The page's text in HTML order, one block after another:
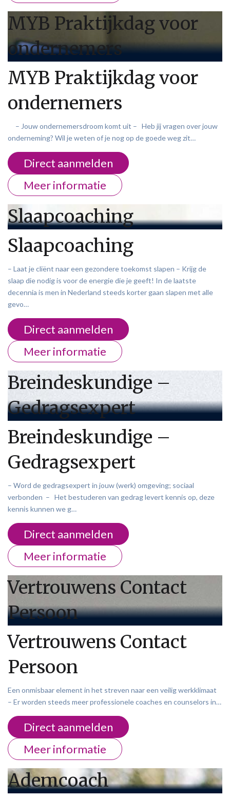
MYB Praktijkdag voor
ondernemers
MYB Praktijkdag voor
ondernemers
– Jouw ondernemersdroom komt uit – Heb jij vragen over jouw
onderneming? Wil je weten of je nog op de goede weg zit…
Direct aanmelden
Meer informatie
Slaapcoaching
Slaapcoaching
– Laat je cliënt naar een gezondere toekomst slapen – Krijg de
slaap die nodig is voor de energie die je geeft! In de laatste
decennia is men in Nederland steeds korter gaan slapen met alle
gevo…
Direct aanmelden
Meer informatie
Breindeskundige –
Gedragsexpert
Breindeskundige –
Gedragsexpert
– Word de gedragsexpert in jouw (werk) omgeving; sociaal
verbonden – Het bestuderen van gedrag levert kennis op, deze
kennis kunnen we g…
Direct aanmelden
Meer informatie
Vertrouwens Contact
Persoon
Vertrouwens Contact
Persoon
Een onmisbaar element in het streven naar een veilig werkklimaat
– Er worden steeds meer professionele coaches en counselors in…
Direct aanmelden
Meer informatie
Ademcoach